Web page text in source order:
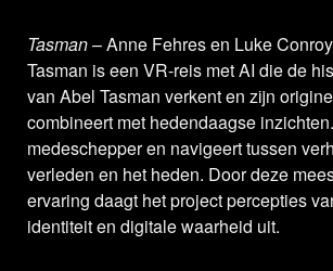
Tasman– Anne Fehres en Luke Conroy
Tasman is een VR-reis met AI die de
van Abel Tasman verkent en zijn
combineert met hedendaagse
medeschepper en navigeert tussen
verleden en het heden. Door deze
ervaring daagt het project percepties
identiteit en digitale waarheid uit.